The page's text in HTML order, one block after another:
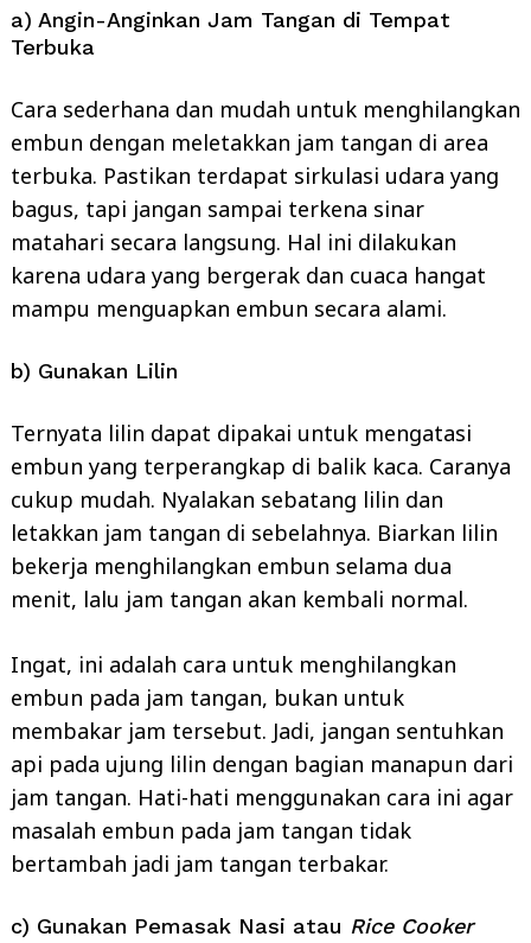
a) Angin-Anginkan Jam Tangan di Tempat
Terbuka
Cara sederhana dan mudah untuk menghilangkan
embun dengan meletakkan jam tangan di area
terbuka. Pastikan terdapat sirkulasi udara yang
bagus, tapi jangan sampai terkena sinar
matahari secara langsung. Hal ini dilakukan
karena udara yang bergerak dan cuaca hangat
mampu menguapkan embun secara alami.
b) Gunakan Lilin
Ternyata lilin dapat dipakai untuk mengatasi
embun yang terperangkap di balik kaca. Caranya
cukup mudah. Nyalakan sebatang lilin dan
letakkan jam tangan di sebelahnya. Biarkan lilin
bekerja menghilangkan embun selama dua
menit, lalu jam tangan akan kembali normal.
Ingat, ini adalah cara untuk menghilangkan
embun pada jam tangan, bukan untuk
membakar jam tersebut. Jadi, jangan sentuhkan
api pada ujung lilin dengan bagian manapun dari
jam tangan. Hati-hati menggunakan cara ini agar
masalah embun pada jam tangan tidak
bertambah jadi jam tangan terbakar.
c) Gunakan Pemasak Nasi atau Rice Cooker